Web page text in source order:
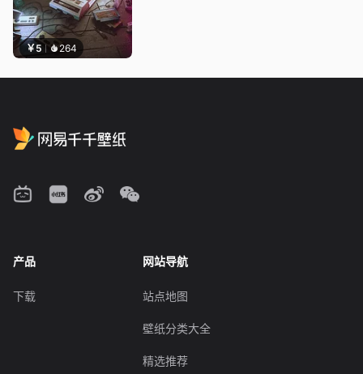
￥5 264
产品
下载
网站导航
站点地图
壁纸分类大全
精选推荐